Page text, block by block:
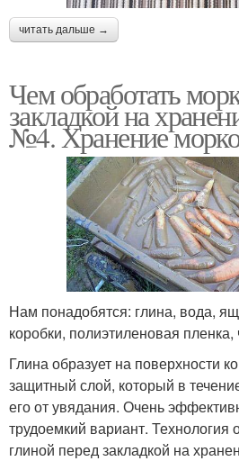
читать дальше →
Чем обработать
закладкой на
№4. Хранение
Нам понадобятся: глина, вода,
коробки, полиэтиленовая
Глина образует на поверхности
защитный слой, который в
его от увядания. Очень
трудоемкий вариант. Технология
глиной перед закладкой на